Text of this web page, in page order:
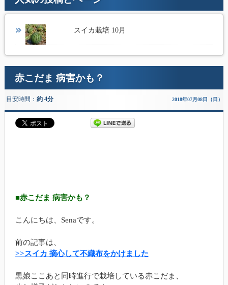
スイカ栽培 10月
赤こだま 病害かも？
目安時間： 約 4分 2018年07月08日（日）
■赤こだま 病害かも？
こんにちは、Senaです。
前の記事は、
>>スイカ 摘心して不織布をかけました
黒娘ここあと同時進行で栽培している赤こだま、